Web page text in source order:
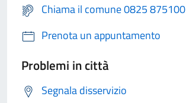
Chiama il comune 0825 875100
Prenota un appuntamento
Problemi in città
Segnala disservizio